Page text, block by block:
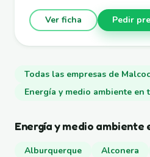
Ver ficha Pedir
Todas las empresas de
Energía y medio ambiente en
Energía y medio
Alburquerque Alconera